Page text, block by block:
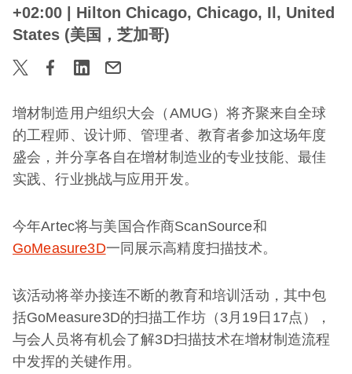
+02:00
| Hilton Chicago, Chicago, Il, United
States (美国，芝加哥)
增材制造用户组织大会（AMUG）将齐聚来自全球
的工程师、设计师、管理者、教育者参加这场年度
盛会，并分享各自在增材制造业的专业技能、最佳
实践、行业挑战与应用开发。
今年Artec将与美国合作商ScanSource和
GoMeasure3D一同展示高精度扫描技术。
该活动将举办接连不断的教育和培训活动，其中包
括GoMeasure3D的扫描工作坊（3月19日17点），
与会人员将有机会了解3D扫描技术在增材制造流程
中发挥的关键作用。